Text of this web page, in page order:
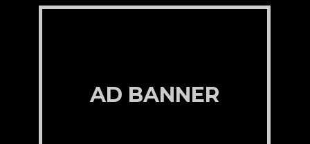
AD BANNER